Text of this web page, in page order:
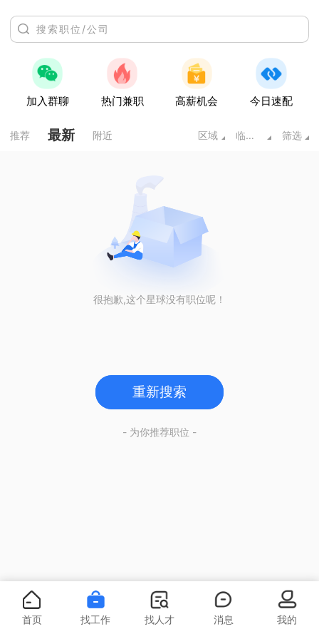
加入群聊 热门兼职 高薪机会 今日速配
推荐 最新 附近 区域 临床医学类 筛选
很抱歉,这个星球没有职位呢！
重新搜索
- 为你推荐职位 -
首页 找工作 找人才 消息 我的